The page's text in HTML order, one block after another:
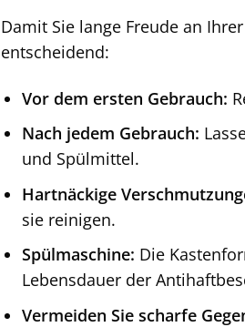
Damit Sie lange Freude an Ihrer
entscheidend:
Vor dem ersten Gebrauch:
Nach jedem Gebrauch:
und Spülmittel.
Hartnäckige
sie reinigen.
Spülmaschine: Die
Lebensdauer der
Vermeiden Sie scharfe